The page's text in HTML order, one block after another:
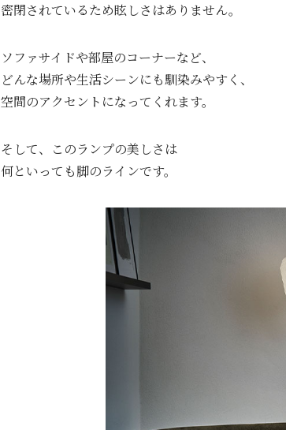
密閉されているため眩しさはありません。
ソファサイドや部屋のコーナーなど、
どんな場所や生活シーンにも馴染みやすく、
空間のアクセントになってくれます。
そして、このランプの美しさは
何といっても脚のラインです。